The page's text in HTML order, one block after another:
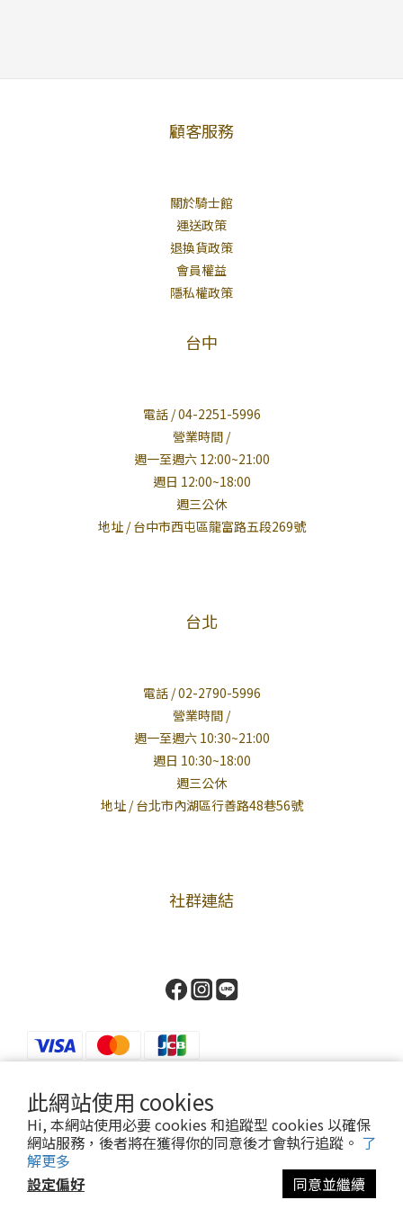
此網站使用 cookies
Hi, 本網站使用必要 cookies 和追蹤型 cookies 以確保
網站服務，後者將在獲得你的同意後才會執行追蹤。 了
解更多
設定偏好
同意並繼續
顧客服務
關於騎士館
運送政策
退換貨政策
會員權益
隱私權政策
台中
電話 / 04-2251-5996
營業時間 /
週一至週六 12:00~21:00
週日 12:00~18:00
週三公休
地址 / 台中市西屯區龍富路五段269號
台北
電話 / 02-2790-5996
營業時間 /
週一至週六 10:30~21:00
週日 10:30~18:00
週三公休
地址 / 台北市內湖區行善路48巷56號
社群連結
Powered by Cavalier